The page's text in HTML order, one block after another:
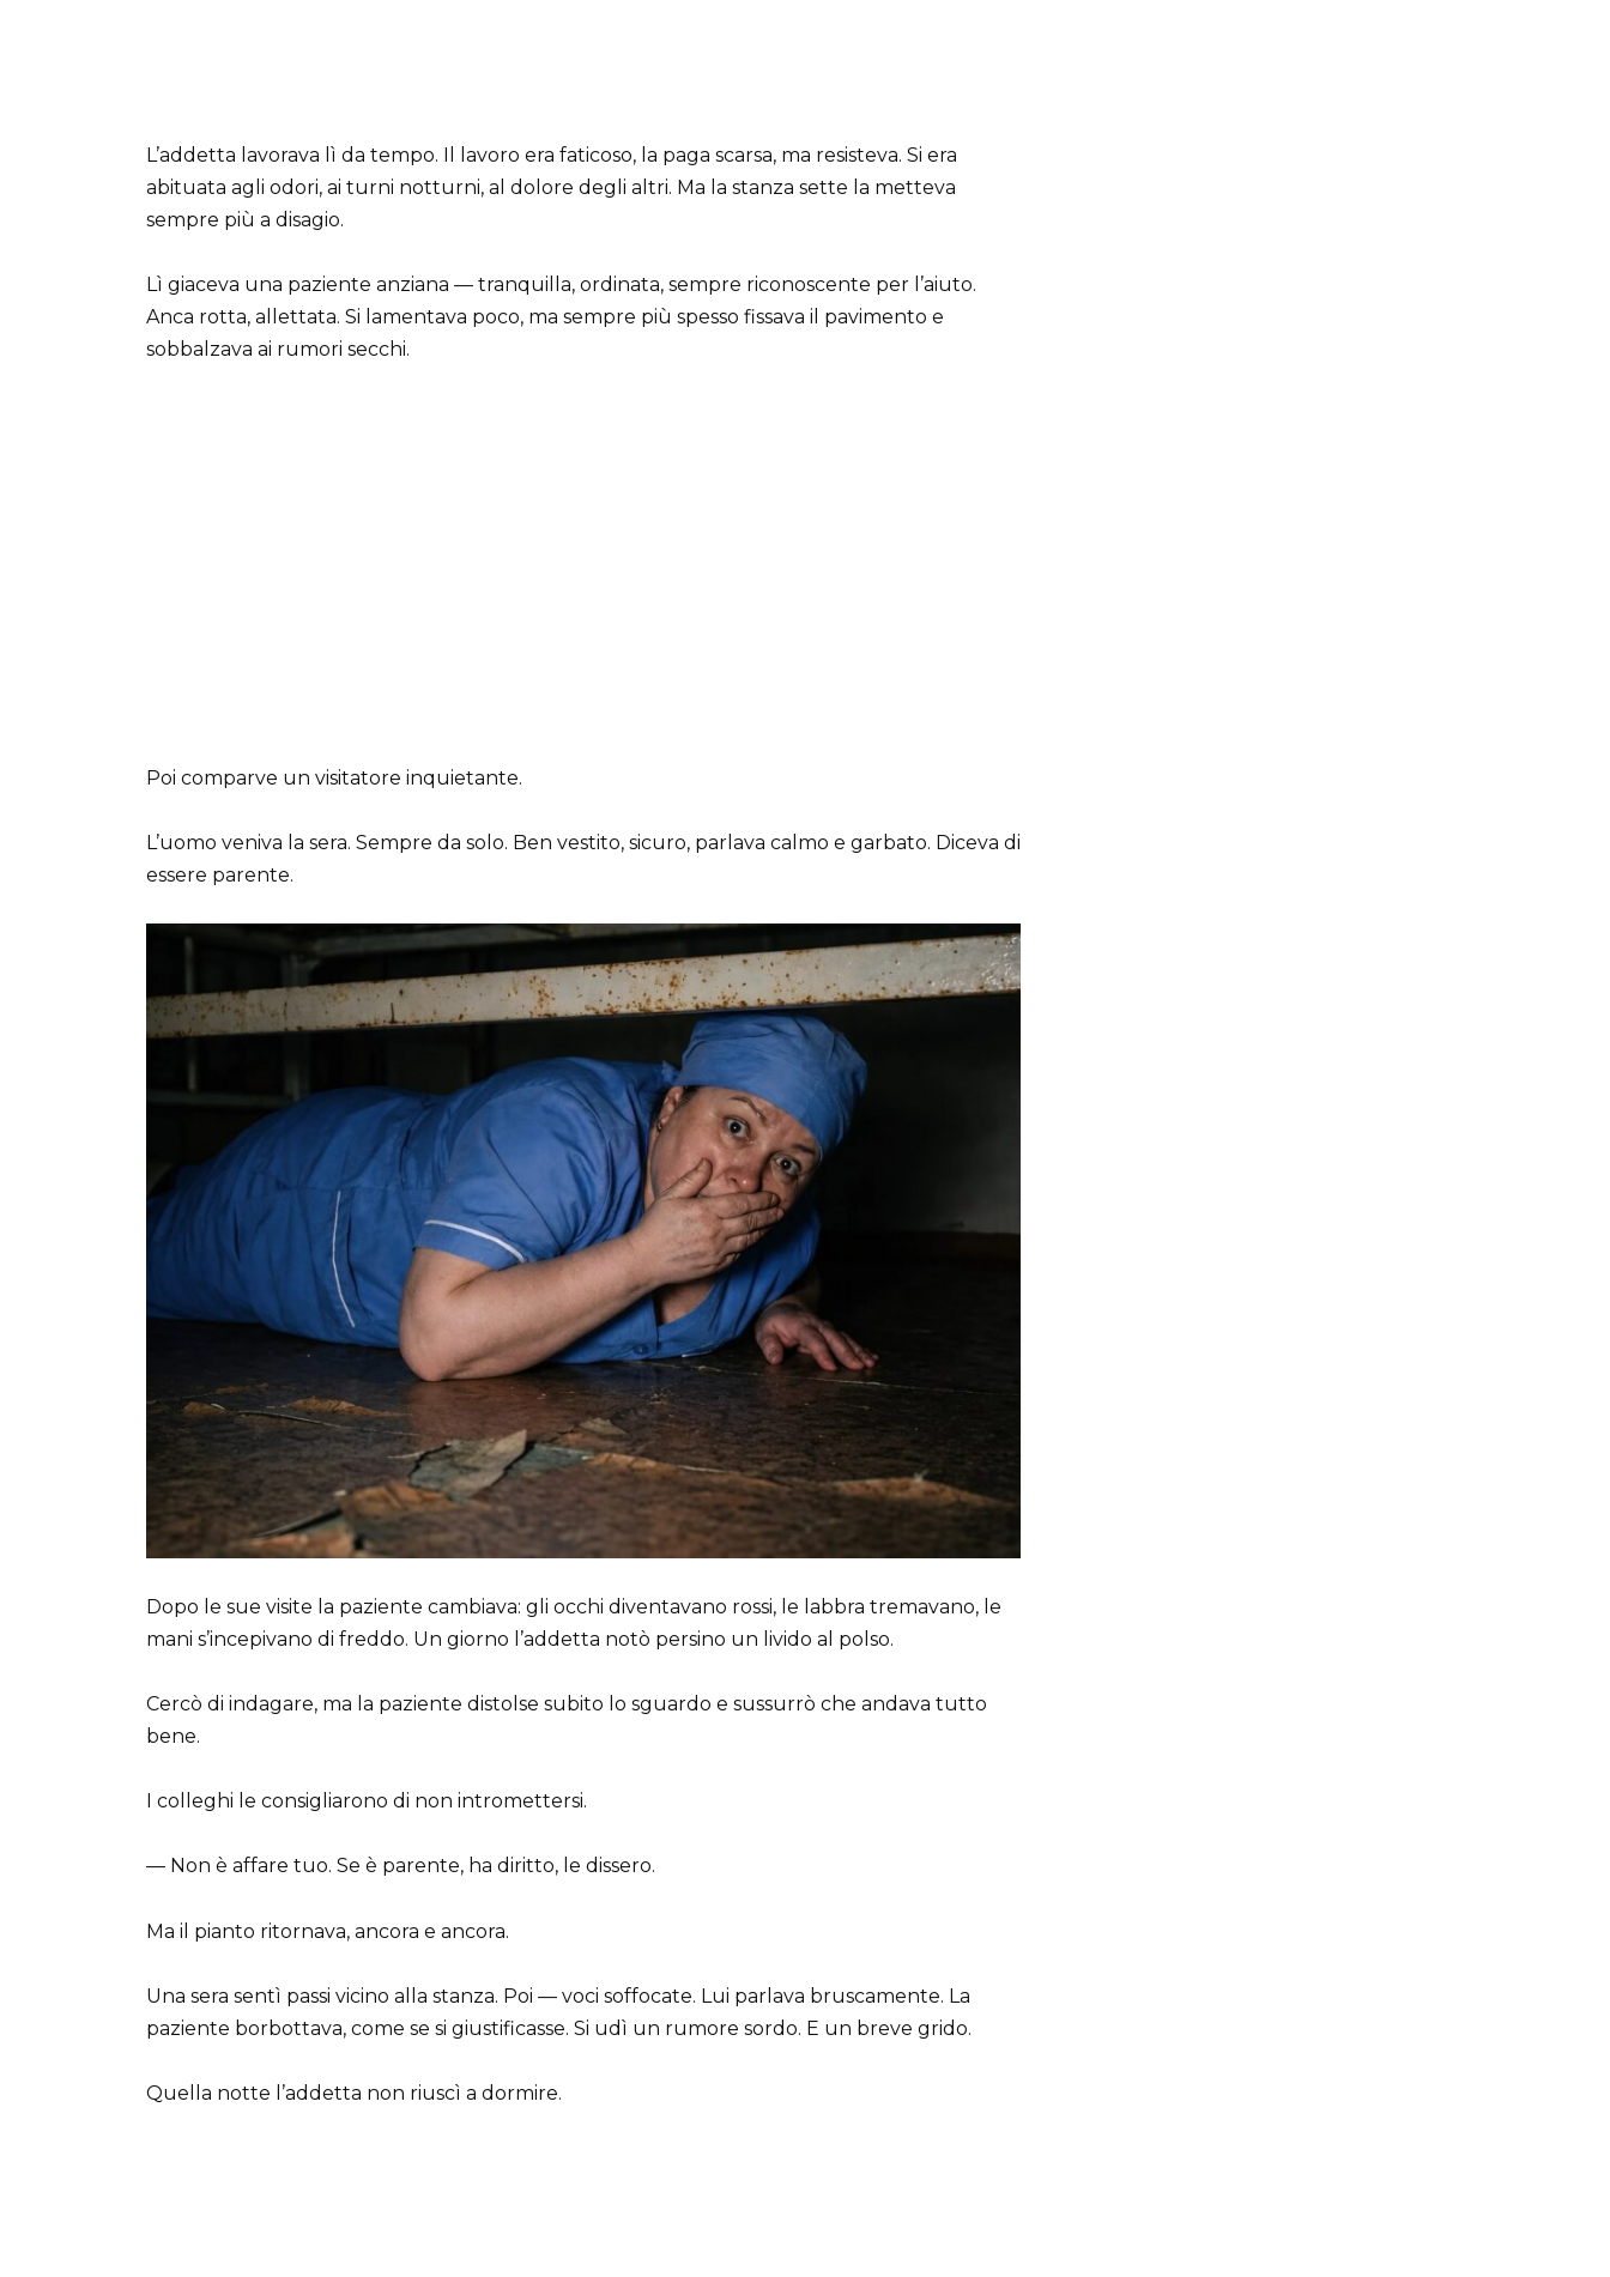
L’addetta lavorava lì da tempo. Il lavoro era faticoso, la paga scarsa, ma resisteva. Si era
abituata agli odori, ai turni notturni, al dolore degli altri. Ma la stanza sette la metteva
sempre più a disagio.
Lì giaceva una paziente anziana — tranquilla, ordinata, sempre riconoscente per l’aiuto.
Anca rotta, allettata. Si lamentava poco, ma sempre più spesso fissava il pavimento e
sobbalzava ai rumori secchi.
Poi comparve un visitatore inquietante.
L’uomo veniva la sera. Sempre da solo. Ben vestito, sicuro, parlava calmo e garbato. Diceva di
essere parente.
Dopo le sue visite la paziente cambiava: gli occhi diventavano rossi, le labbra tremavano, le
mani s’incepivano di freddo. Un giorno l’addetta notò persino un livido al polso.
Cercò di indagare, ma la paziente distolse subito lo sguardo e sussurrò che andava tutto
bene.
I colleghi le consigliarono di non intromettersi.
— Non è affare tuo. Se è parente, ha diritto, le dissero.
Ma il pianto ritornava, ancora e ancora.
Una sera sentì passi vicino alla stanza. Poi — voci soffocate. Lui parlava bruscamente. La
paziente borbottava, come se si giustificasse. Si udì un rumore sordo. E un breve grido.
Quella notte l’addetta non riuscì a dormire.